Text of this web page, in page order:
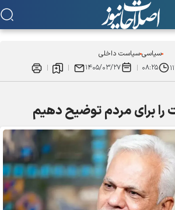
سیاسیسیاست داخلی
۰۸:۲۵ ۱۴۰۵/۰۳/۲۷
را برای مردم توضیح دهیم